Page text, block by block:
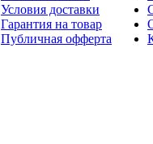
Условия доставки
Гарантия на товар
Публичная офферта